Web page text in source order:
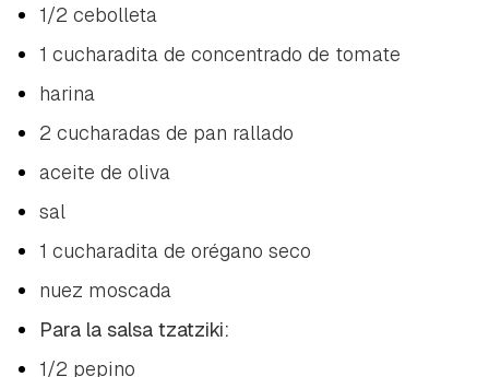
1/2 cebolleta
1 cucharadita de concentrado de tomate
harina
2 cucharadas de pan rallado
aceite de oliva
sal
1 cucharadita de orégano seco
nuez moscada
Para la salsa tzatziki:
1/2 pepino